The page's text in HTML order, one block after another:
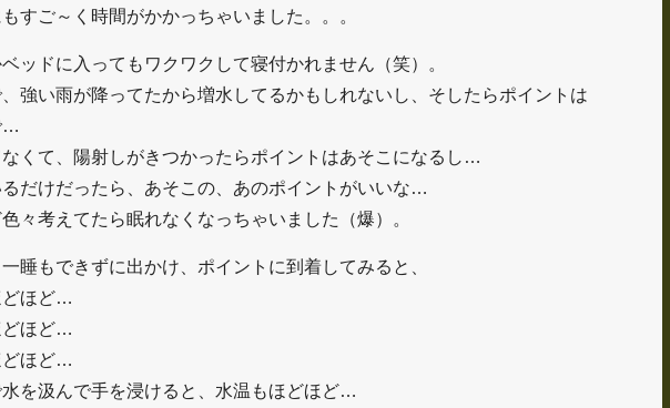
すご～く時間がかかっちゃいました。。。
ッドに入ってもワクワクして寝付かれません（笑）。
強い雨が降ってたから増水してるかもしれないし、そしたらポイントは
…
くて、陽射しがきつかったらポイントはあそこになるし…
だけだったら、あそこの、あのポイントがいいな…
々考えてたら眠れなくなっちゃいました（爆）。
睡もできずに出かけ、ポイントに到着してみると、
どほど…
どほど…
どほど…
を汲んで手を浸けると、水温もほどほど…